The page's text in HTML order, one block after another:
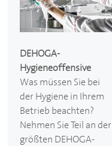
DEHOGA-
Hygieneoffensive
Was müssen Sie bei
der Hygiene in Ihrem
Betrieb beachten?
Nehmen Sie Teil an der
größten DEHOGA-